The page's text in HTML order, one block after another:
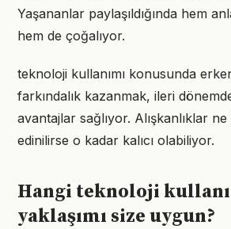
Yaşananlar paylaşıldığında hem
hem de çoğalıyor.
teknoloji kullanımı konusunda
farkındalık kazanmak, ileri
avantajlar sağlıyor. Alışkanlıklar
edinilirse o kadar kalıcı olabiliyor.
Hangi teknoloji
yaklaşımı size uygun?